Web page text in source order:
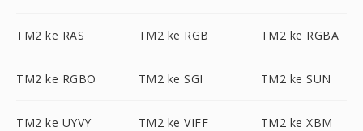
TM2 ke RAS TM2 ke RGB TM2 ke RGBA
TM2 ke RGBO TM2 ke SGI TM2 ke SUN
TM2 ke UYVY TM2 ke VIFF TM2 ke XBM